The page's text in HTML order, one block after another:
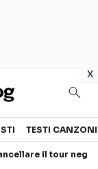
x
TESTI CANZONI
il tour